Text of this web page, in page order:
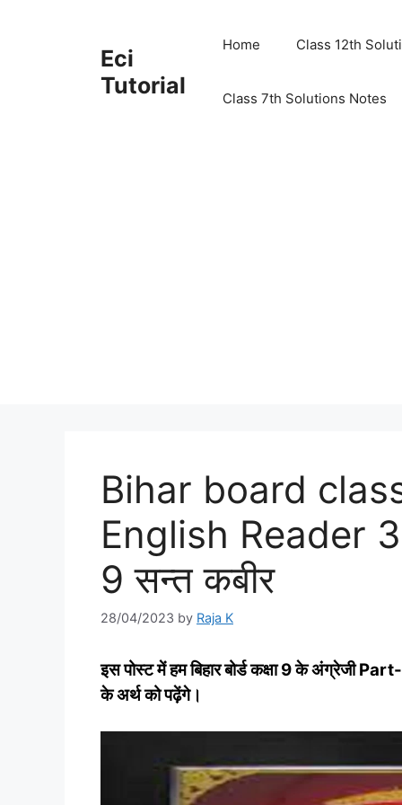
Eci
Tutorial
Home Class 12th
Class 7th Solutions Notes
Bihar board
English Reader
9 सन्‍त कबीर
28/04/2023 by Raja K
इस पोस्‍ट में हम बिहार बोर्ड कक्षा 9 के अंग्रेजी
के अर्थ को पढ़ेंगे।